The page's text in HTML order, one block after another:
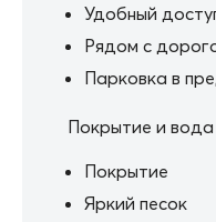
Удобный
Рядом с
Парковка в
Покрытие и вода
Покрытие
Яркий песок